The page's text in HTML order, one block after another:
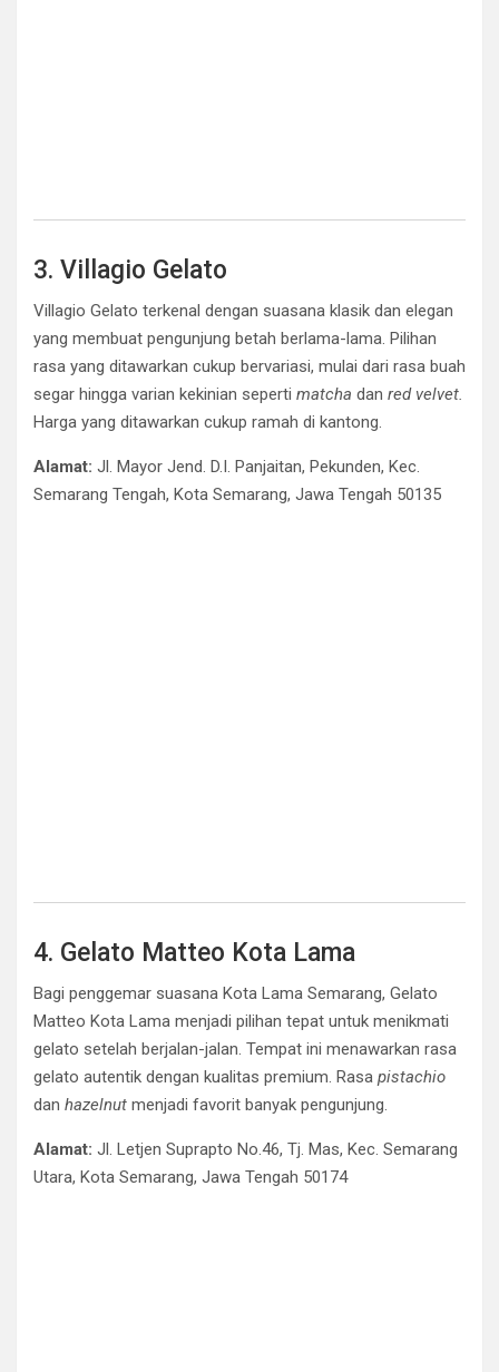
3. Villagio Gelato
Villagio Gelato terkenal dengan suasana klasik dan elegan
yang membuat pengunjung betah berlama-lama. Pilihan
rasa yang ditawarkan cukup bervariasi, mulai dari rasa buah
segar hingga varian kekinian seperti matcha dan red velvet.
Harga yang ditawarkan cukup ramah di kantong.
Alamat: Jl. Mayor Jend. D.I. Panjaitan, Pekunden, Kec.
Semarang Tengah, Kota Semarang, Jawa Tengah 50135
4. Gelato Matteo Kota Lama
Bagi penggemar suasana Kota Lama Semarang, Gelato
Matteo Kota Lama menjadi pilihan tepat untuk menikmati
gelato setelah berjalan-jalan. Tempat ini menawarkan rasa
gelato autentik dengan kualitas premium. Rasa pistachio
dan hazelnut menjadi favorit banyak pengunjung.
Alamat: Jl. Letjen Suprapto No.46, Tj. Mas, Kec. Semarang
Utara, Kota Semarang, Jawa Tengah 50174